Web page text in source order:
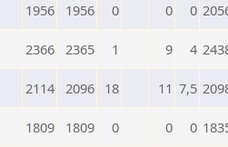
1956 1956 0 0 0
2366 2365 1 9 4
2114 2096 18 11 7,5
1809 1809 0 0 0